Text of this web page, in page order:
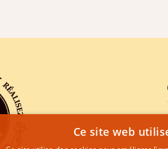
Ce site web